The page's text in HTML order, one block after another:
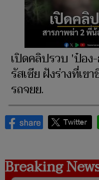
เปิดคลิปรวบ 'ป๋อง
รัสเซีย ฝังร่างที่เข
รถจยย.
Breaking